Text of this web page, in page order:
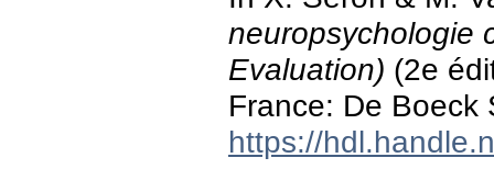
neuropsychologie
Evaluation) (2e
France: De Boeck
https://